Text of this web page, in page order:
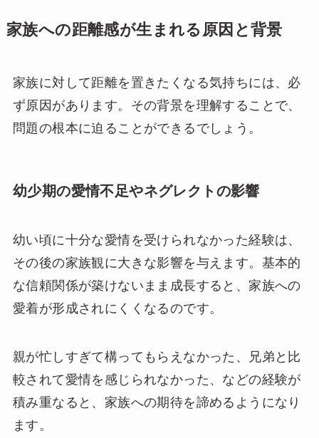
家族への距離感が生まれる原因と背景
家族に対して距離を置きたくなる気持ちには、必
ず原因があります。その背景を理解することで、
問題の根本に迫ることができるでしょう。
幼少期の愛情不足やネグレクトの影響
幼い頃に十分な愛情を受けられなかった経験は、
その後の家族観に大きな影響を与えます。基本的
な信頼関係が築けないまま成長すると、家族への
愛着が形成されにくくなるのです。
親が忙しすぎて構ってもらえなかった、兄弟と比
較されて愛情を感じられなかった、などの経験が
積み重なると、家族への期待を諦めるようになり
ます。